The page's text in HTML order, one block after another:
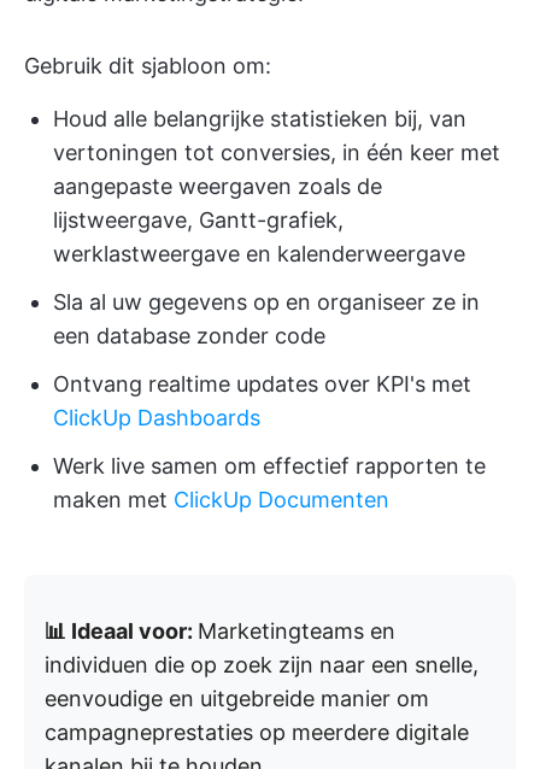
Gebruik dit sjabloon om:
Houd alle belangrijke statistieken bij, van
vertoningen tot conversies, in één keer met
aangepaste weergaven zoals de
lijstweergave, Gantt-grafiek,
werklastweergave en kalenderweergave
Sla al uw gegevens op en organiseer ze in
een database zonder code
Ontvang realtime updates over KPI's met
ClickUp Dashboards
Werk live samen om effectief rapporten te
maken met ClickUp Documenten
📊 Ideaal voor: Marketingteams en
individuen die op zoek zijn naar een snelle,
eenvoudige en uitgebreide manier om
campagneprestaties op meerdere digitale